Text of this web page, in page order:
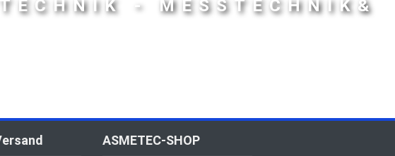
- MESSTECHNIK&
ASMETEC-SHOP